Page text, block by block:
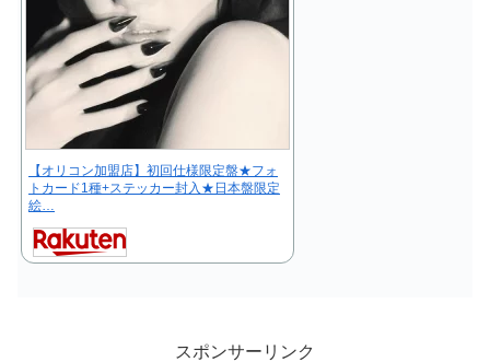
【オリコン加盟店】初回仕様限定盤★フォ
トカード1種+ステッカー封入★日本盤限定
絵…
スポンサーリンク